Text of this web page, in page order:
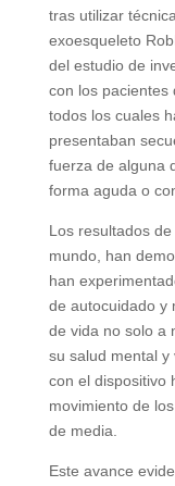
tras utilizar
exoesqueleto
del estudio de
con los pacientes
todos los cuales
presentaban
fuerza de alguna
forma aguda o
Los resultados
mundo, han
han
de autocuidado y
de vida no solo a
su salud mental y
con el dispositivo
movimiento de
de media.
Este avance